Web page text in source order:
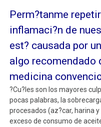
Perm?tanme
inflamaci?n de
est? causada por
algo recomendado
medicina
?Cu?les son los mayores
pocas palabras, la
procesados (az?car, harina
exceso de consumo de